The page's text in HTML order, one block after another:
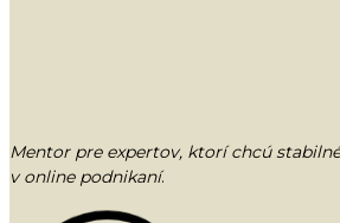
Mentor pre expertov, ktorí chcú
v online podnikaní.